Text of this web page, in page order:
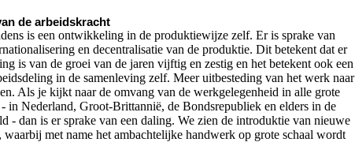
de arbeidskracht
is een ontwikkeling in de produktiewijze zelf. Er is sprake van
en decentralisatie van de produktie. Dit betekent dat er
is van de groei van de jaren vijftig en zestig en het betekent ook een
in de samenleving zelf. Meer uitbesteding van het werk naar
Als je kijkt naar de omvang van de werkgelegenheid in alle grote
in Nederland, Groot-Brittannië, de Bondsrepubliek en elders in de
- dan is er sprake van een daling. We zien de introduktie van nieuwe
waarbij met name het ambachtelijke handwerk op grote schaal wordt